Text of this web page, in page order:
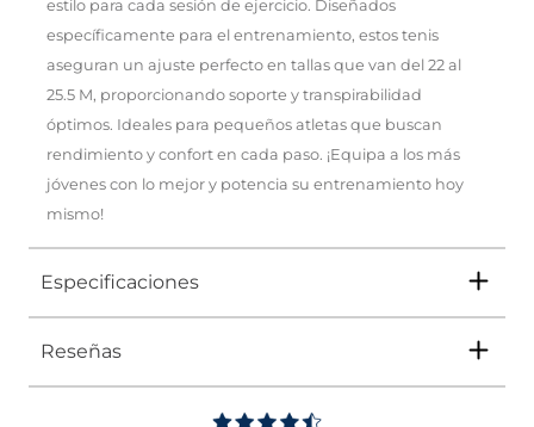
estilo para cada sesión de ejercicio. Diseñados
específicamente para el entrenamiento, estos tenis
aseguran un ajuste perfecto en tallas que van del 22 al
25.5 M, proporcionando soporte y transpirabilidad
óptimos. Ideales para pequeños atletas que buscan
rendimiento y confort en cada paso. ¡Equipa a los más
jóvenes con lo mejor y potencia su entrenamiento hoy
mismo!
Especificaciones
Tipo
Reseñas